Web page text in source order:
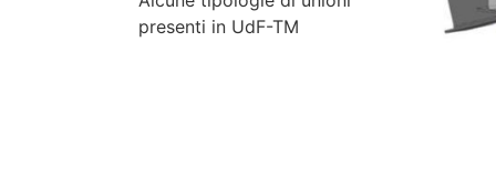
presenti in UdF-TM